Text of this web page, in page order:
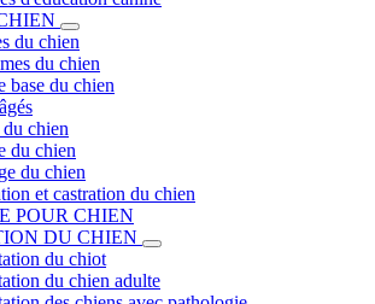
du chien
du chien
base du chien
chien
du chien
du chien
et castration du chien
POUR CHIEN
DU CHIEN
du chiot
du chien adulte